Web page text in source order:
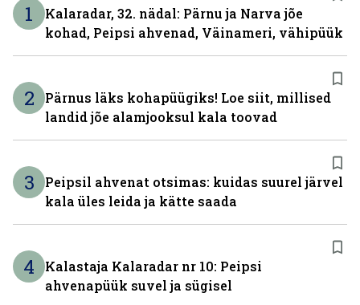
1
Kalaradar, 32. nädal: Pärnu ja Narva jõe
kohad, Peipsi ahvenad, Väinameri, vähipüük
2
Pärnus läks kohapüügiks! Loe siit, millised
landid jõe alamjooksul kala toovad
3
Peipsil ahvenat otsimas: kuidas suurel järvel
kala üles leida ja kätte saada
4
Kalastaja Kalaradar nr 10: Peipsi
ahvenapüük suvel ja sügisel